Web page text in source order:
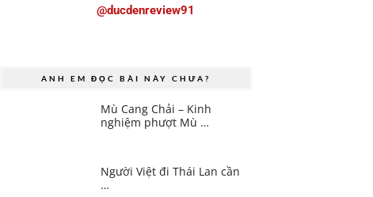
@ducdenreview91
ANH EM ĐỌC BÀI NÀY CHƯA?
Mù Cang Chải – Kinh
nghiệm phượt Mù …
Người Việt đi Thái Lan cần
…